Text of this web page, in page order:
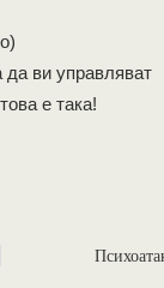
да ви управляват
е така!